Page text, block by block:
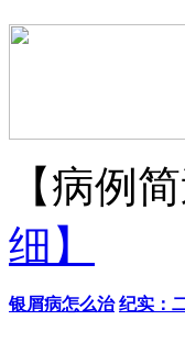
【病例
细】
银屑病怎么治 纪实：